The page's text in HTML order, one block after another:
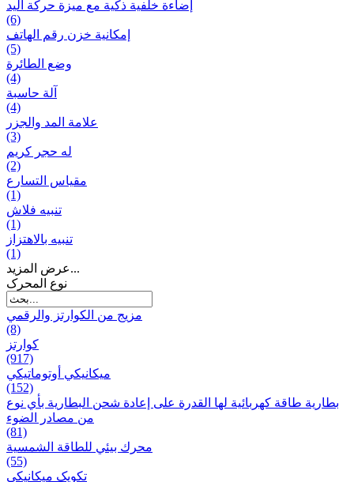
إضاءة خلفية ذكية مع ميزة حرکة اليد
(6)
إمكانية خزن رقم الهاتف
(5)
وضع الطائرة
(4)
آلة حاسبة
(4)
علامة المد والجزر
(3)
له حجر كريم
(2)
مقياس التسارع
(1)
تنبيه فلاش
(1)
تنبيه بالاهتزاز
(1)
عرض المزيد...
نوع المحرک
مزيج من الكوارتز والرقمي
(8)
كوارتز
(917)
ميكانيكي أوتوماتيكي
(152)
بطارية طاقة كهربائية لها القدرة على إعادة شحن البطارية بأي نوع
من مصادر الضوء
(81)
محرك بيئي للطاقة الشمسية
(55)
تکویک ميكانيكي